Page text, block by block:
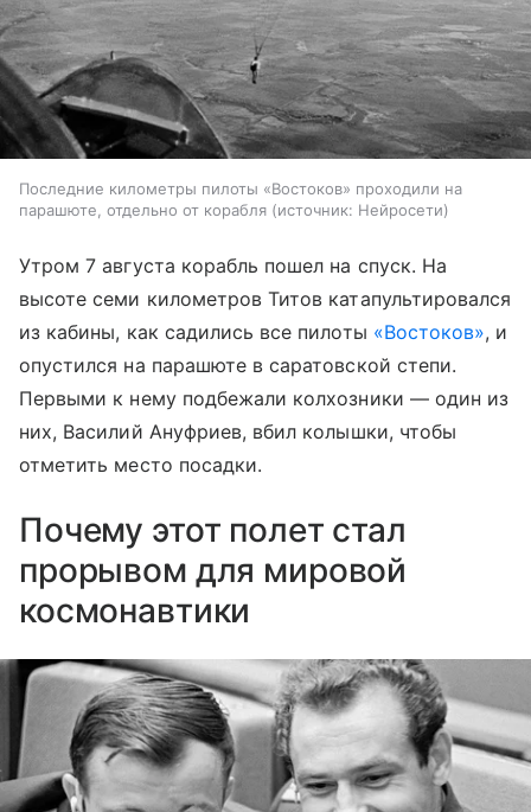
Последние километры пилоты «Востоков» проходили на
парашюте, отдельно от корабля
источник: Нейросети
Утром 7 августа корабль пошел на спуск. На
высоте семи километров Титов катапультировался
из кабины, как садились все пилоты «Востоков», и
опустился на парашюте в саратовской степи.
Первыми к нему подбежали колхозники — один из
них, Василий Ануфриев, вбил колышки, чтобы
отметить место посадки.
Почему этот полет стал
прорывом для мировой
космонавтики